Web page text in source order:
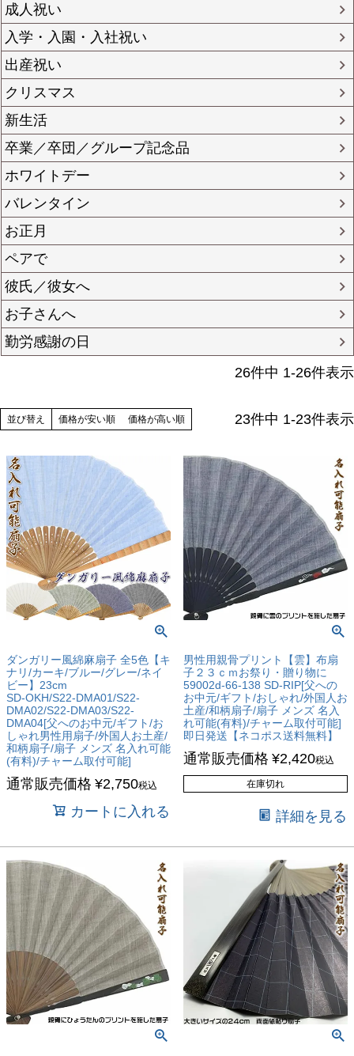
成人祝い
入学・入園・入社祝い
出産祝い
クリスマス
新生活
卒業／卒団／グループ記念品
ホワイトデー
バレンタイン
お正月
ペアで
彼氏／彼女へ
お子さんへ
勤労感謝の日
26件中 1-26件表示
並び替え 価格が安い順 価格が高い順 23件中 1-23件表示
ダンガリー風綿麻扇子 全5色【キ
ナリ/カーキ/ブルー/グレー/ネイ
ビー】23cm
SD-OKH/S22-DMA01/S22-
DMA02/S22-DMA03/S22-
DMA04[父へのお中元/ギフト/お
しゃれ男性用扇子/外国人お土産/
和柄扇子/扇子 メンズ 名入れ可能
(有料)/チャーム取付可能]
通常販売価格 ¥2,750税込
カートに入れる
男性用親骨プリント【雲】布扇
子２３ｃｍお祭り・贈り物に
59002d-66-138 SD-RIP[父への
お中元/ギフト/おしゃれ/外国人お
土産/和柄扇子/扇子 メンズ 名入
れ可能(有料)/チャーム取付可能]
即日発送【ネコポス送料無料】
通常販売価格 ¥2,420税込
在庫切れ
詳細を見る